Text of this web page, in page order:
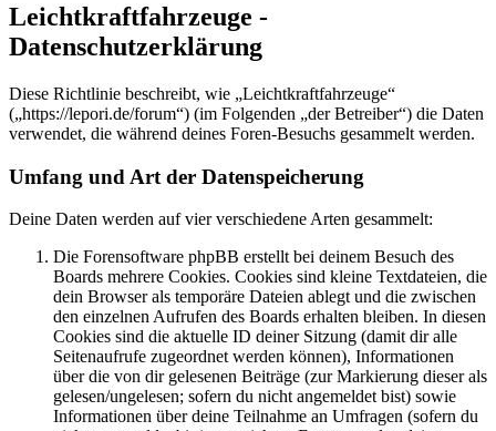
Leichtkraftfahrzeuge -
Datenschutzerklärung
Diese Richtlinie beschreibt, wie „Leichtkraftfahrzeuge“
(„https://lepori.de/forum“) (im Folgenden „der Betreiber“) die Daten
verwendet, die während deines Foren-Besuchs gesammelt werden.
Umfang und Art der Datenspeicherung
Deine Daten werden auf vier verschiedene Arten gesammelt:
Die Forensoftware phpBB erstellt bei deinem Besuch des
Boards mehrere Cookies. Cookies sind kleine Textdateien, die
dein Browser als temporäre Dateien ablegt und die zwischen
den einzelnen Aufrufen des Boards erhalten bleiben. In diesen
Cookies sind die aktuelle ID deiner Sitzung (damit dir alle
Seitenaufrufe zugeordnet werden können), Informationen
über die von dir gelesenen Beiträge (zur Markierung dieser als
gelesen/ungelesen; sofern du nicht angemeldet bist) sowie
Informationen über deine Teilnahme an Umfragen (sofern du